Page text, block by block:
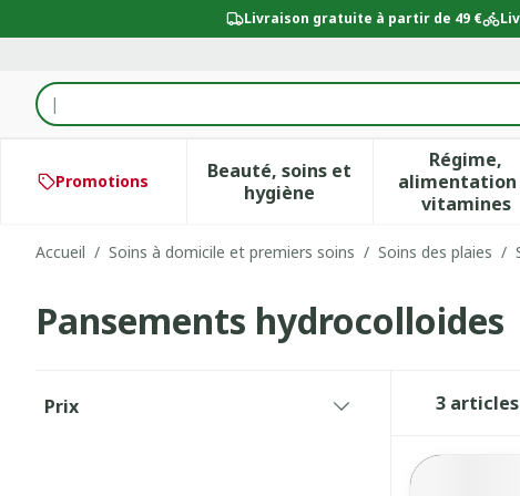
Livraison gratuite à partir de 49 €
Rechercher
Promotions
Beauté, soins et
hygièneAfficher le sous-menu
Régime,
alimentation
vitamines
Accueil / Soins à domicile et premiers soins / Soins des plaies /
Pansements hydrocolloides
Prix
3 articles